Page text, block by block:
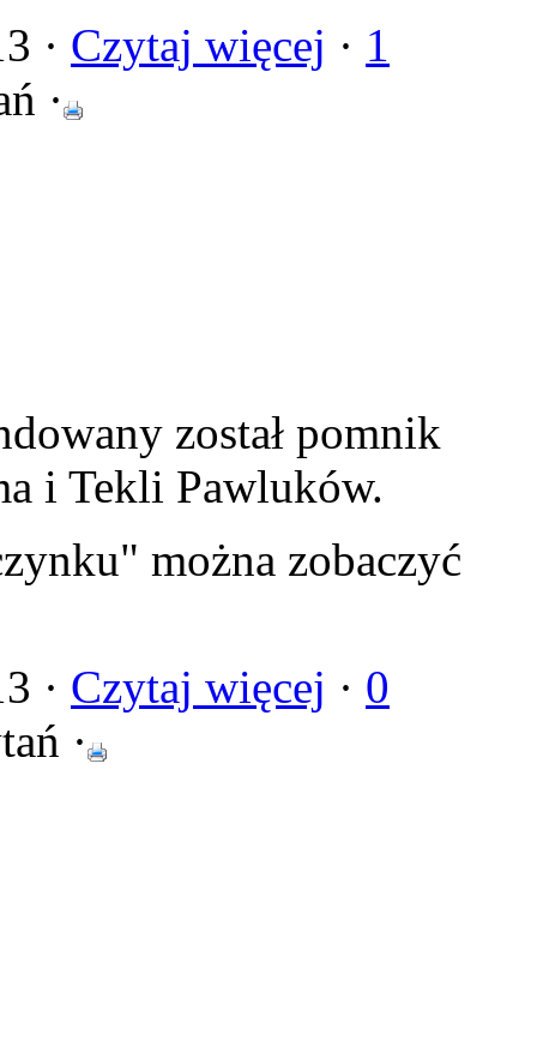
· Czytaj więcej · 1
·
został pomnik
i Tekli Pawluków.
można zobaczyć
· Czytaj więcej · 0
·